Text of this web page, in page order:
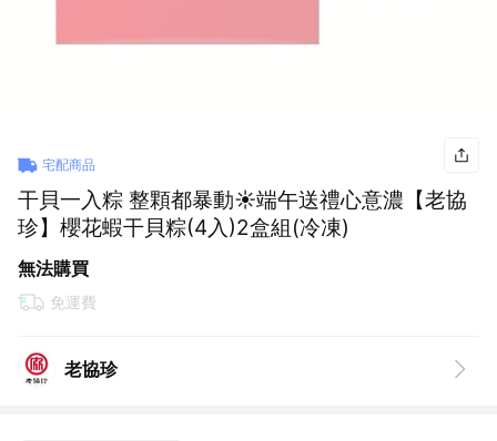
宅配商品
干貝一入粽 整顆都暴動☀️端午送禮心意濃【老協
珍】櫻花蝦干貝粽(4入)2盒組(冷凍)
無法購買
免運費
老協珍